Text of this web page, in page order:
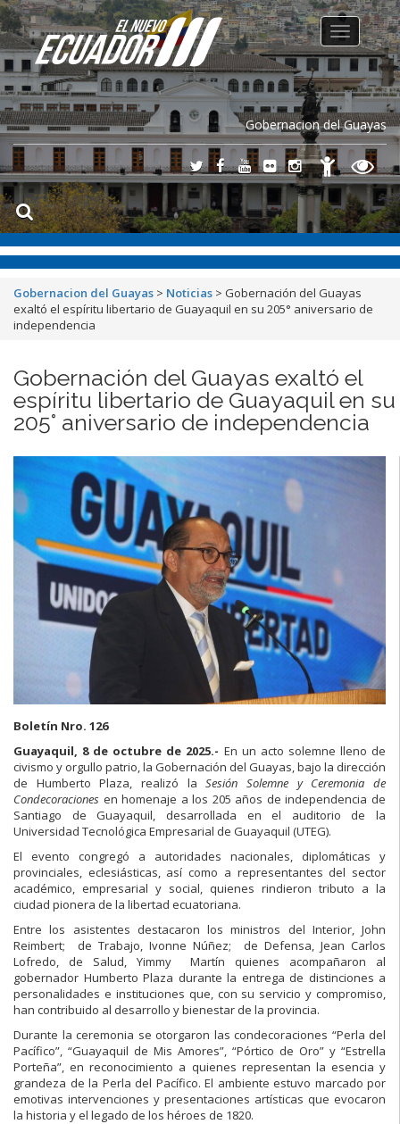
Gobernacion del Guayas
Toggle
navigation
Gobernacion del Guayas > Noticias > Gobernación del Guayas
exaltó el espíritu libertario de Guayaquil en su 205° aniversario de
independencia
Gobernación del Guayas exaltó el
espíritu libertario de Guayaquil en su
205° aniversario de independencia
Boletín Nro. 126
Guayaquil, 8 de octubre de 2025.- En un acto solemne lleno de
civismo y orgullo patrio, la Gobernación del Guayas, bajo la dirección
de Humberto Plaza, realizó laSesión Solemne y Ceremonia de
Condecoraciones en homenaje a los 205 años de independencia de
Santiago de Guayaquil, desarrollada en el auditorio de la
Universidad Tecnológica Empresarial de Guayaquil (UTEG).
El evento congregó a autoridades nacionales, diplomáticas y
provinciales, eclesiásticas, así como a representantes del sector
académico, empresarial y social, quienes rindieron tributo a la
ciudad pionera de la libertad ecuatoriana.
Entre los asistentes destacaron los ministros del Interior, John
Reimbert; de Trabajo, Ivonne Núñez; de Defensa, Jean Carlos
Lofredo, de Salud, Yimmy Martín quienes acompañaron al
gobernador Humberto Plaza durante la entrega de distinciones a
personalidades e instituciones que, con su servicio y compromiso,
han contribuido al desarrollo y bienestar de la provincia.
Durante la ceremonia se otorgaron las condecoraciones “Perla del
Pacífico”, “Guayaquil de Mis Amores”, “Pórtico de Oro” y “Estrella
Porteña”, en reconocimiento a quienes representan la esencia y
grandeza de la Perla del Pacífico. El ambiente estuvo marcado por
emotivas intervenciones y presentaciones artísticas que evocaron
la historia y el legado de los héroes de 1820.